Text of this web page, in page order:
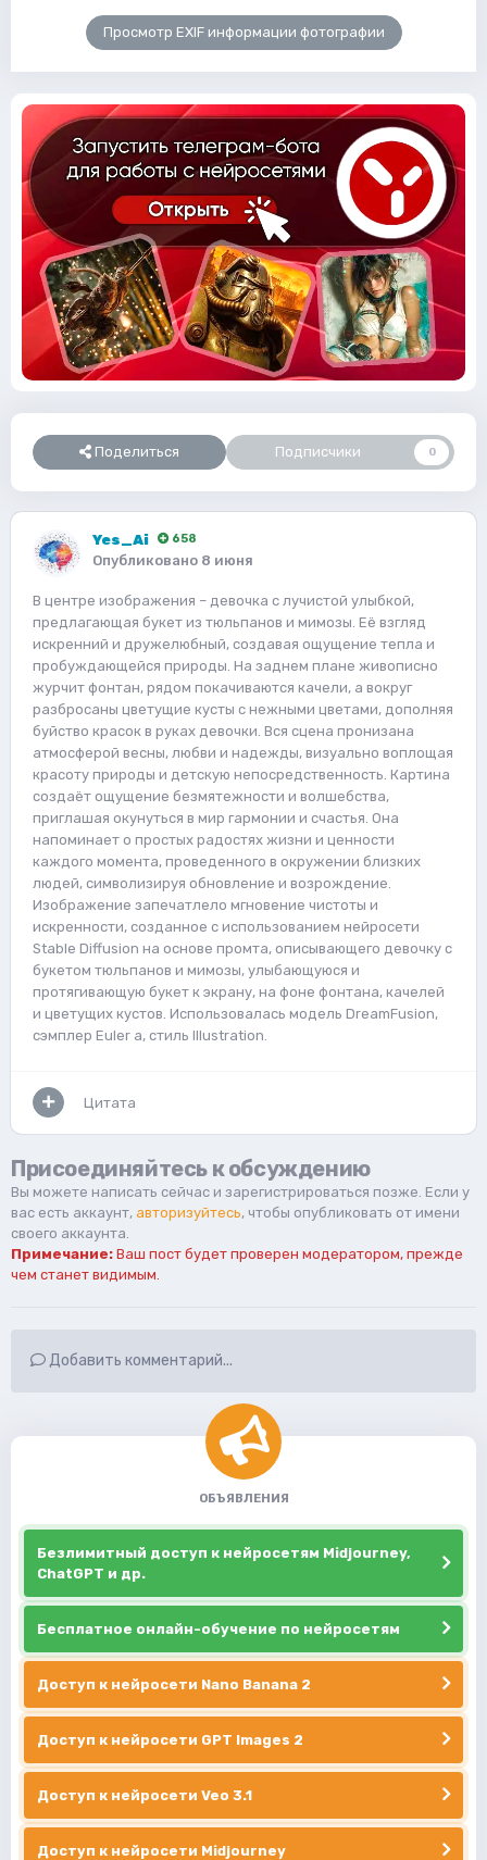
Просмотр EXIF информации фотографии
Поделиться Подписчики 0
Yes_Ai 658
Опубликовано 8 июня
В центре изображения – девочка с лучистой улыбкой,
предлагающая букет из тюльпанов и мимозы. Её взгляд
искренний и дружелюбный, создавая ощущение тепла и
пробуждающейся природы. На заднем плане живописно
журчит фонтан, рядом покачиваются качели, а вокруг
разбросаны цветущие кусты с нежными цветами, дополняя
буйство красок в руках девочки. Вся сцена пронизана
атмосферой весны, любви и надежды, визуально воплощая
красоту природы и детскую непосредственность. Картина
создаёт ощущение безмятежности и волшебства,
приглашая окунуться в мир гармонии и счастья. Она
напоминает о простых радостях жизни и ценности
каждого момента, проведенного в окружении близких
людей, символизируя обновление и возрождение.
Изображение запечатлело мгновение чистоты и
искренности, созданное с использованием нейросети
Stable Diffusion на основе промта, описывающего девочку с
букетом тюльпанов и мимозы, улыбающуюся и
протягивающую букет к экрану, на фоне фонтана, качелей
и цветущих кустов. Использовалась модель DreamFusion,
сэмплер Euler a, стиль Illustration.
Цитата
Присоединяйтесь к обсуждению
Вы можете написать сейчас и зарегистрироваться позже. Если у
вас есть аккаунт, авторизуйтесь, чтобы опубликовать от имени
своего аккаунта.
Примечание: Ваш пост будет проверен модератором, прежде
чем станет видимым.
Добавить комментарий...
ОБЪЯВЛЕНИЯ
Безлимитный доступ к нейросетям Midjourney,
ChatGPT и др.
Бесплатное онлайн-обучение по нейросетям
Доступ к нейросети Nano Banana 2
Доступ к нейросети GPT Images 2
Доступ к нейросети Veo 3.1
Доступ к нейросети Midjourney